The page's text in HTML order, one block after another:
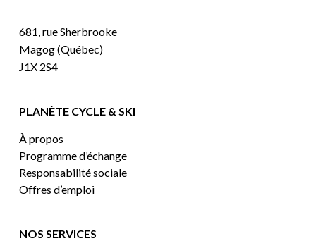
681, rue Sherbrooke
Magog (Québec)
J1X 2S4
PLANÈTE CYCLE & SKI
À propos
Programme d’échange
Responsabilité sociale
Offres d’emploi
NOS SERVICES